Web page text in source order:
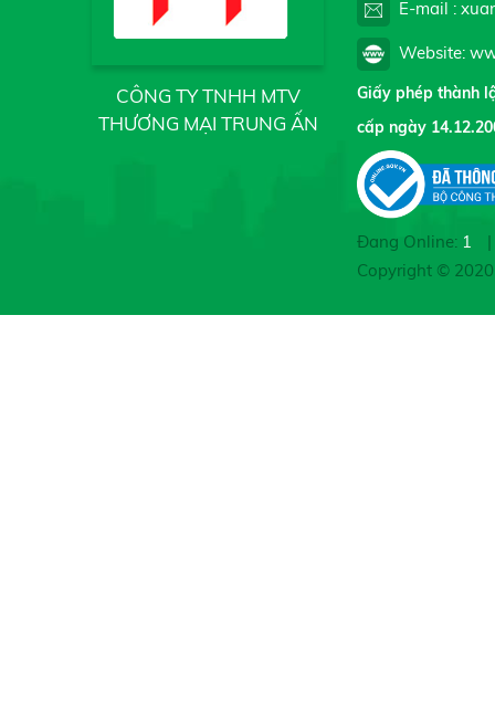
CÔNG TY TNHH MTV
THƯƠNG MẠI TRUNG ẤN
E-mail :
Website:
Giấy phép thành
cấp ngày
Đang Online: 1
|
Copyright ©